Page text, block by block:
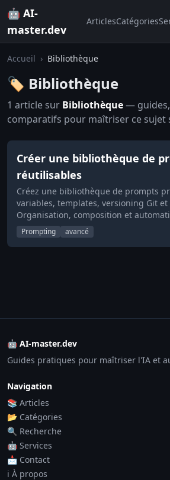
🤖 AI-
master.dev
ArticlesCatégories
Accueil › Bibliothèque
🏷️ Bibliothèque
1 article sur Bibliothèque—
comparatifs pour maîtriser ce sujet
Créer une bibliothèque de
réutilisables
Créez une bibliothèque de prompts
variables, templates, versioning Git
Organisation, composition et
Prompting avancé
🤖 AI-master.dev
Guides pratiques pour maîtriser l'IA et
Navigation
📚 Articles
📂 Catégories
🔍 Recherche
🤖 Services
📩 Contact
ℹ️ À propos